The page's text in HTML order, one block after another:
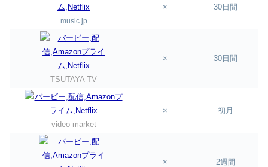
music.jp
× 30日間
TSUTAYA TV
× 30日間
video market
× 初月
× 2週間